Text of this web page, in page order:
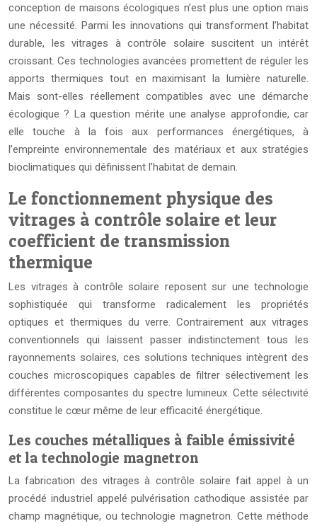
conception de maisons écologiques n’est plus une option mais
une nécessité. Parmi les innovations qui transforment l’habitat
durable, les vitrages à contrôle solaire suscitent un intérêt
croissant. Ces technologies avancées promettent de réguler les
apports thermiques tout en maximisant la lumière naturelle.
Mais sont-elles réellement compatibles avec une démarche
écologique ? La question mérite une analyse approfondie, car
elle touche à la fois aux performances énergétiques, à
l’empreinte environnementale des matériaux et aux stratégies
bioclimatiques qui définissent l’habitat de demain.
Le fonctionnement physique des
vitrages à contrôle solaire et leur
coefficient de transmission
thermique
Les vitrages à contrôle solaire reposent sur une technologie
sophistiquée qui transforme radicalement les propriétés
optiques et thermiques du verre. Contrairement aux vitrages
conventionnels qui laissent passer indistinctement tous les
rayonnements solaires, ces solutions techniques intègrent des
couches microscopiques capables de filtrer sélectivement les
différentes composantes du spectre lumineux. Cette sélectivité
constitue le cœur même de leur efficacité énergétique.
Les couches métalliques à faible émissivité
et la technologie magnetron
La fabrication des vitrages à contrôle solaire fait appel à un
procédé industriel appelé pulvérisation cathodique assistée par
champ magnétique, ou technologie magnetron. Cette méthode